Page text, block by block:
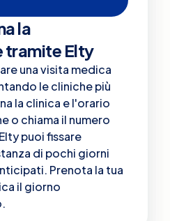
la
tramite Elty
una visita medica
le cliniche più
la clinica e l'orario
o chiama il numero
puoi fissare
di pochi giorni
Prenota la tua
il giorno